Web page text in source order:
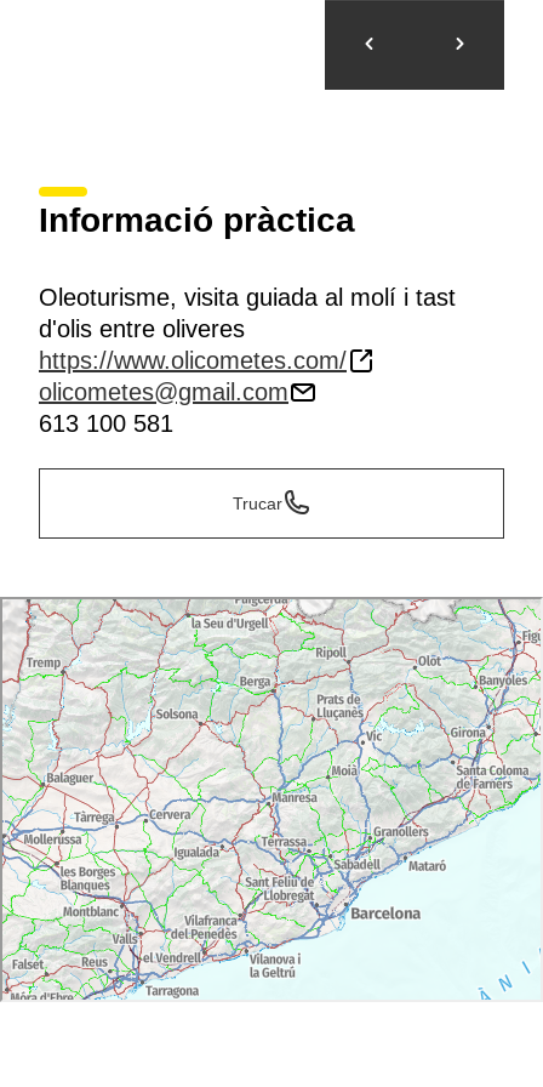
Informació pràctica
Oleoturisme, visita guiada al molí i tast
d'olis entre oliveres
https://www.olicometes.com/
olicometes@gmail.com
613 100 581
Trucar